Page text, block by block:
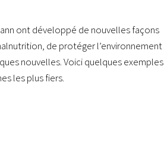
ont développé de nouvelles façons
de protéger l’environnement
nouvelles. Voici quelques exemples
les plus fiers.